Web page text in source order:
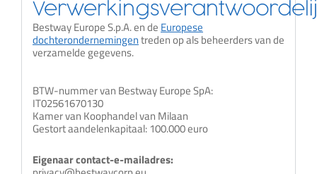
Bestway Europe S.p.A. en de Europese
dochterondernemingentreden op als beheerders van de
verzamelde gegevens.
BTW-nummer van Bestway Europe SpA:
IT02561670130
Kamer van Koophandel van Milaan
Gestort aandelenkapitaal: 100.000 euro
Eigenaar contact-e-mailadres: